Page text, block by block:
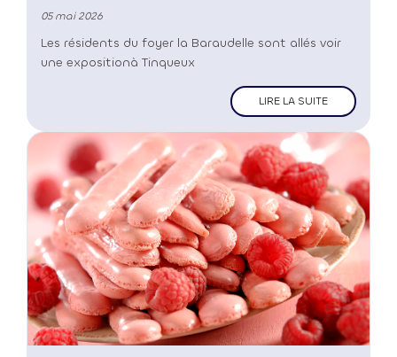
05 mai 2026
Les résidents du foyer la Baraudelle sont allés voir
une expositionà Tinqueux
LIRE LA SUITE